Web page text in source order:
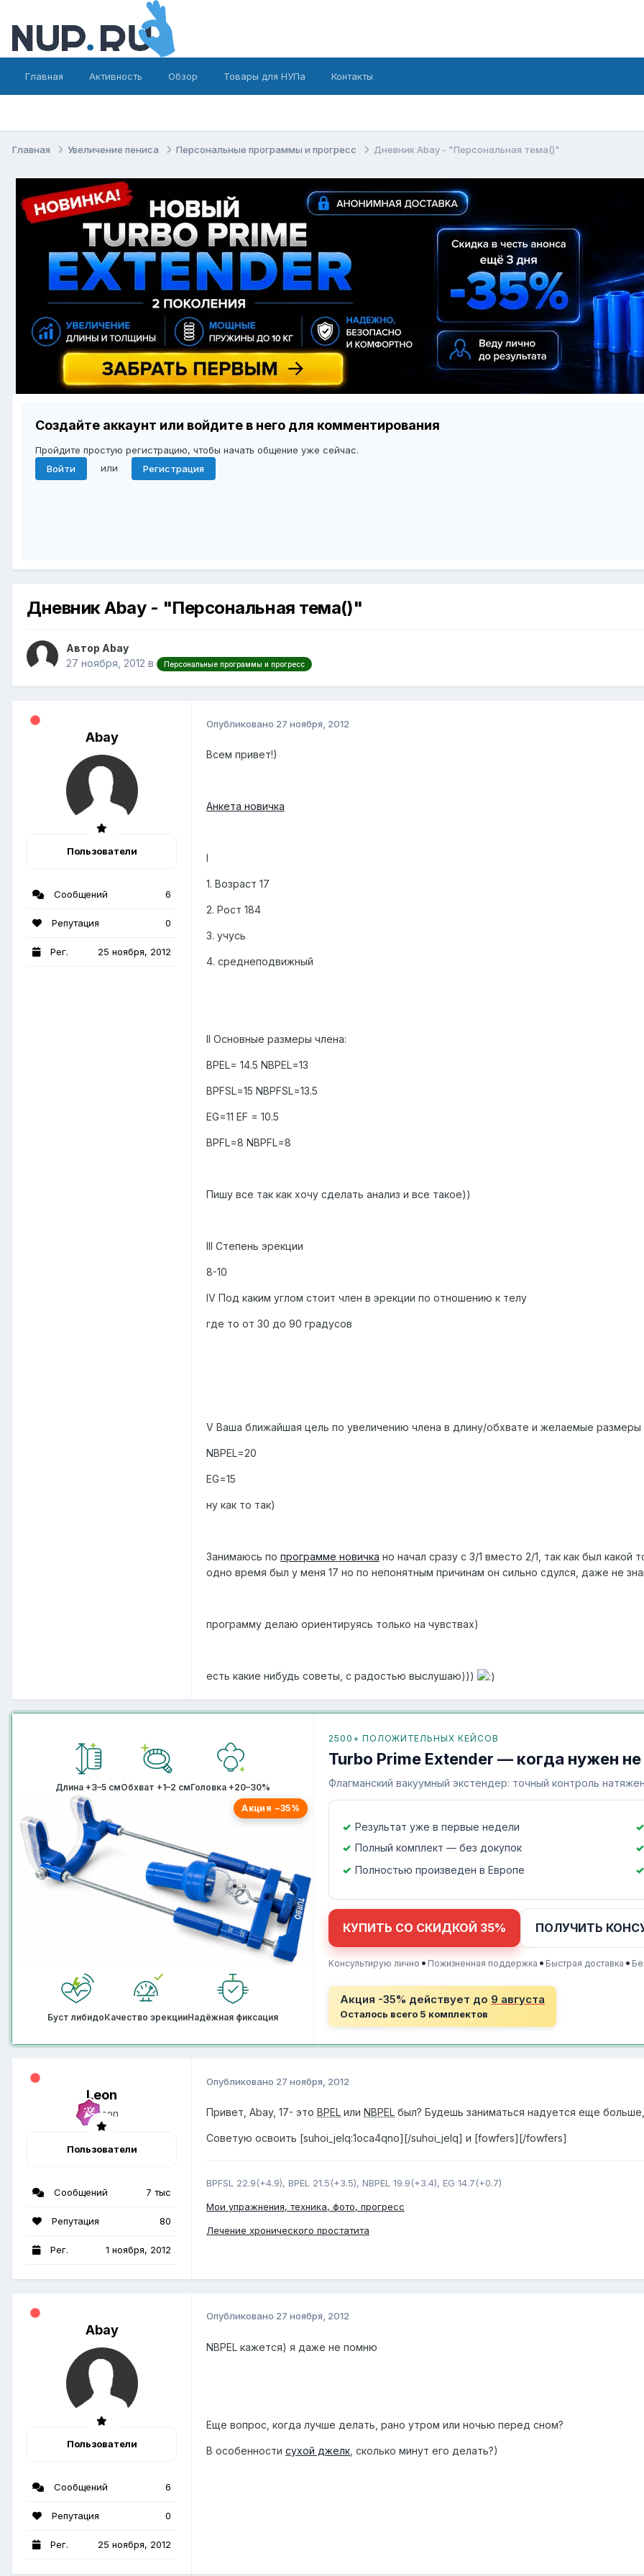
Главная Активность Обзор Товары для НУПа Контакты
Главная Увеличение пениса Персональные программы и прогресс Дневник Abay - "Персональная тема()"
Создайте аккаунт или войдите в него для комментирования
Пройдите простую регистрацию, чтобы начать общение уже сейчас.
Войти
или Регистрация
Дневник Abay - "Персональная тема()"
Автор Abay
27 ноября, 2012 в Персональные программы и прогресс
Abay
Пользователи
Сообщений 6
Репутация 0
Рег. 25 ноября, 2012
Опубликовано 27 ноября, 2012
Всем привет!)
Анкета новичка
I
1. Возраст 17
2. Рост 184
3. учусь
4. среднеподвижный
II Основные размеры члена:
BPEL= 14.5 NBPEL=13
BPFSL=15 NBPFSL=13.5
EG=11 EF = 10.5
BPFL=8 NBPFL=8
Пишу все так как хочу сделать анализ и все такое))
III Степень эрекции
8-10
IV Под каким углом стоит член в эрекции по отношению к телу
где то от 30 до 90 градусов
V Ваша ближайшая цель по увеличению члена в длину/обхвате и желаемые размеры
NBPEL=20
EG=15
ну как то так)
Занимаюсь по программе новичка но начал сразу с 3/1 вместо 2/1, так как был
одно время был у меня 17 но по непонятным причинам он сильно сдулся, даже не
программу делаю ориентируясь только на чувствах)
есть какие нибудь советы, с радостью выслушаю)))
Длина +3–5 смОбхват +1–2 смГоловка +20–30%
Акция −35%
Буст либидоКачество эрекцииНадёжная фиксация
2500+ ПОЛОЖИТЕЛЬНЫХ КЕЙСОВ
Turbo Prime Extender — когда нужен
Флагманский вакуумный экстендер: точный контроль
Результат уже в первые недели
Полный комплект — без докупок
Полностью произведен в Европе
КУПИТЬ СО СКИДКОЙ 35% ПОЛУЧИТЬ
Консультирую лично • Пожизненная поддержка • Быстрая доставка •
Акция -35% действует до 9 августа
Осталось всего 5 комплектов
Leon
Пользователи
Сообщений 7 тыс
Репутация 80
Рег. 1 ноября, 2012
Опубликовано 27 ноября, 2012
Привет, Abay, 17- это BPEL или NBPEL был? Будешь заниматься надуется еще
Советую освоить [suhoi_jelq:1oca4qno][/suhoi_jelq] и [fowfers][/fowfers]
BPFSL 22.9(+4.9), BPEL 21.5(+3.5), NBPEL 19.9(+3.4), EG 14.7(+0.7)
Мои упражнения, техника, фото, прогресс
Лечение хронического простатита
Abay
Пользователи
Сообщений 6
Репутация 0
Рег. 25 ноября, 2012
Опубликовано 27 ноября, 2012
NBPEL кажется) я даже не помню
Еще вопрос, когда лучше делать, рано утром или ночью перед сном?
В особенности сухой джелк , сколько минут его делать?)